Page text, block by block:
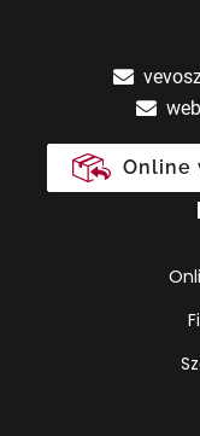
Online